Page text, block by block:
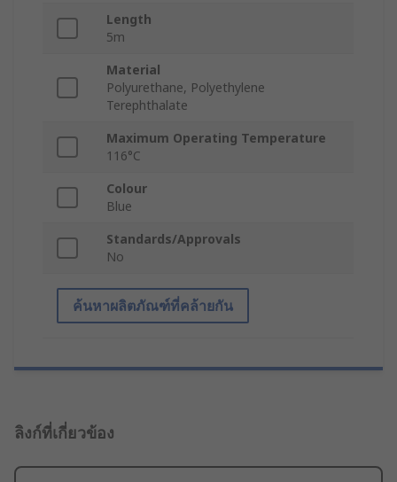
Length
5m
Material
Polyurethane, Polyethylene
Terephthalate
Maximum Operating Temperature
116°C
Colour
Blue
Standards/Approvals
No
ค้นหาผลิตภัณฑ์ที่คล้ายกัน
ลิงก์ที่เกี่ยวข้อง